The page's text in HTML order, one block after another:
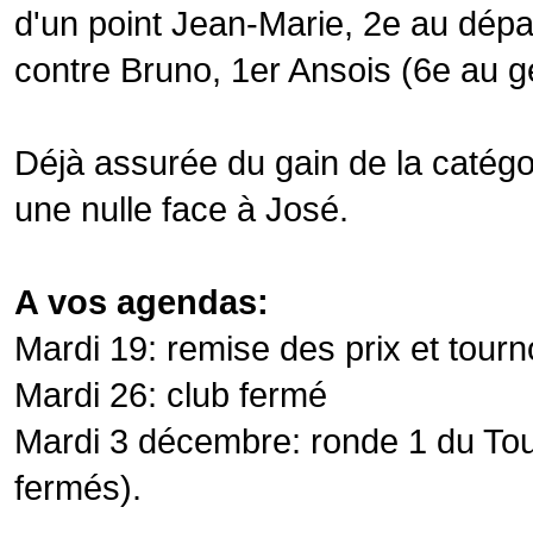
d'un point Jean-Marie, 2e au
contre Bruno, 1er Ansois (6e au
Déjà assurée du gain de la
une nulle face à José.
A vos agendas:
Mardi 19: remise des prix et
Mardi 26: club fermé
Mardi 3 décembre: ronde 1 du
fermés).